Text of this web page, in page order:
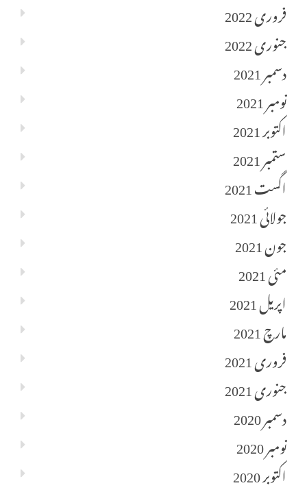
فروری 2022
جنوری 2022
دسمبر 2021
نومبر 2021
اکتوبر 2021
ستمبر 2021
اگست 2021
جولائی 2021
جون 2021
مئی 2021
اپریل 2021
مارچ 2021
فروری 2021
جنوری 2021
دسمبر 2020
نومبر 2020
اکتوبر 2020